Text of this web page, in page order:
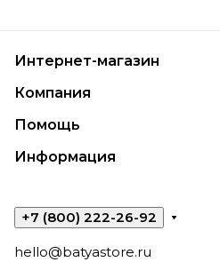
Интернет-магазин
Компания
Помощь
Информация
+7 (800) 222-26-92
hello@batyastore.ru